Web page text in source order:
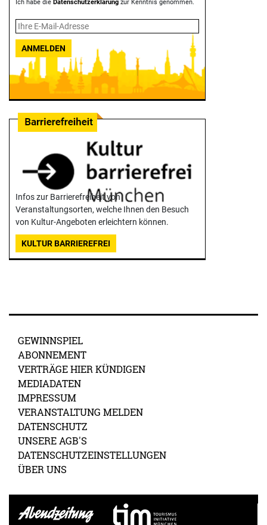
Ich habe die Datenschutzerklärung zur Kenntnis genommen.
ANMELDEN
Infos zur Barrierefreiheit von
Veranstaltungsorten, welche Ihnen den Besuch
von Kultur-Angeboten erleichtern können.
KULTUR BARRIEREFREI
GEWINNSPIEL
ABONNEMENT
VERTRÄGE HIER KÜNDIGEN
MEDIADATEN
IMPRESSUM
VERANSTALTUNG MELDEN
DATENSCHUTZ
UNSERE AGB'S
DATENSCHUTZEINSTELLUNGEN
ÜBER UNS